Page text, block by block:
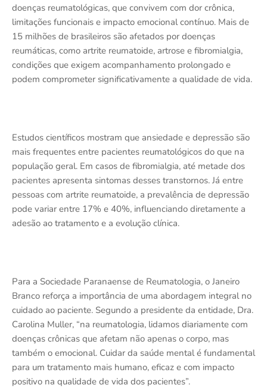
doenças reumatológicas, que convivem com dor crônica,
limitações funcionais e impacto emocional contínuo. Mais de
15 milhões de brasileiros são afetados por doenças
reumáticas, como artrite reumatoide, artrose e fibromialgia,
condições que exigem acompanhamento prolongado e
podem comprometer significativamente a qualidade de vida.
Estudos científicos mostram que ansiedade e depressão são
mais frequentes entre pacientes reumatológicos do que na
população geral. Em casos de fibromialgia, até metade dos
pacientes apresenta sintomas desses transtornos. Já entre
pessoas com artrite reumatoide, a prevalência de depressão
pode variar entre 17% e 40%, influenciando diretamente a
adesão ao tratamento e a evolução clínica.
Para a Sociedade Paranaense de Reumatologia, o Janeiro
Branco reforça a importância de uma abordagem integral no
cuidado ao paciente. Segundo a presidente da entidade, Dra.
Carolina Muller, “na reumatologia, lidamos diariamente com
doenças crônicas que afetam não apenas o corpo, mas
também o emocional. Cuidar da saúde mental é fundamental
para um tratamento mais humano, eficaz e com impacto
positivo na qualidade de vida dos pacientes”.